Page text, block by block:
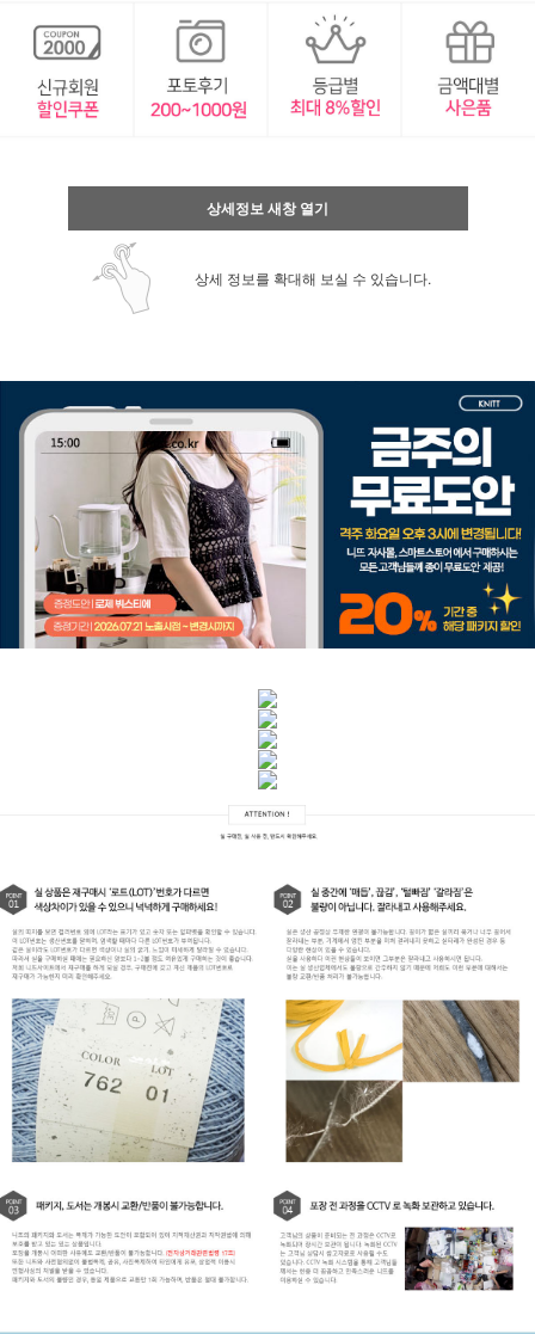
상세정보 새창 열기
상세 정보를 확대해 보실 수 있습니다.